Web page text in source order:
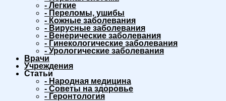
- Легкие
- Переломы, ушибы
- Кожные заболевания
- Вирусные заболевания
- Венерические заболевания
- Гинекологические заболевания
- Урологические заболевания
Врачи
Учреждения
Статьи
- Народная медицина
- Советы на здоровье
- Геронтология